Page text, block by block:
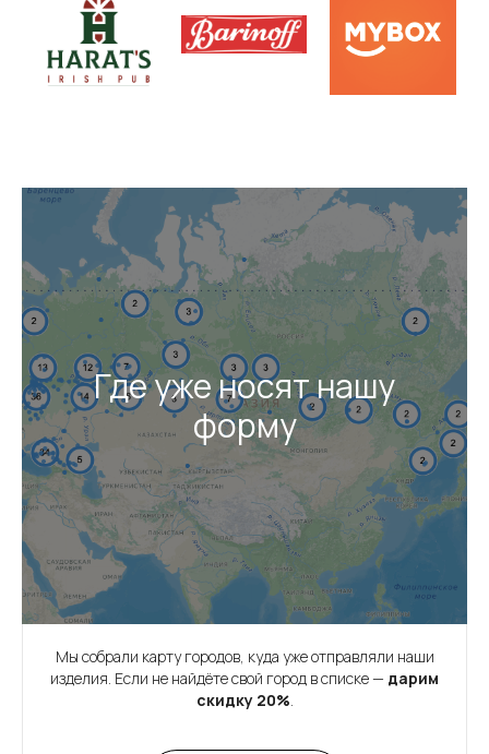
Где уже носят нашу
форму
Мы собрали карту городов, куда уже отправляли наши
изделия. Если не найдёте свой город в списке — дарим
скидку 20%